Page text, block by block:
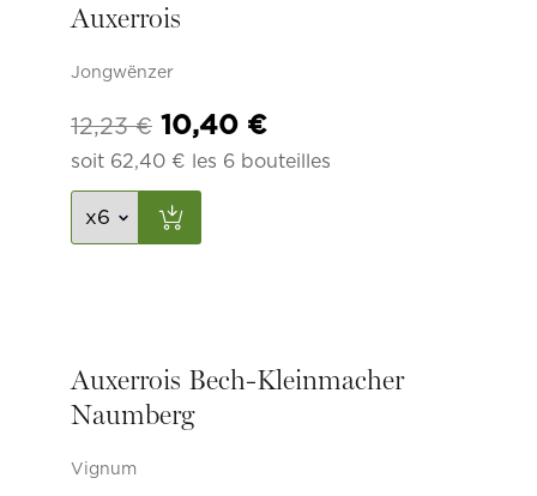
Auxerrois
Jongwënzer
12,23€ Le
prix
initial
était :
10,40 €Le
prix
soit 62,40 € les 6 bouteilles
Auxerrois Bech-Kleinmacher
Naumberg
Vignum